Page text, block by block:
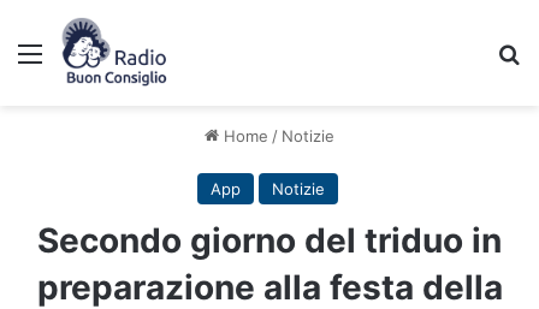
Menu
Home / Notizie
App Notizie
Secondo giorno del triduo in
preparazione alla festa della